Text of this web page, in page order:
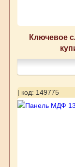
Ключевое
| код: 149775